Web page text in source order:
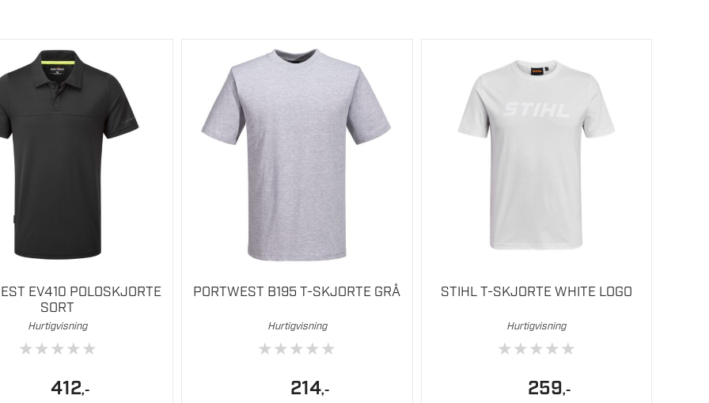
EV410 POLOSKJORTE
SORT
Hurtigvisning
★★★★★
412,-
PORTWEST B195 T-SKJORTE GRÅ
Hurtigvisning
★★★★★
214,-
produktet
varianter.
Alternativene
STIHL T-SKJORTE WHITE LOGO
Hurtigvisning
★★★★★
259,-
varianter.